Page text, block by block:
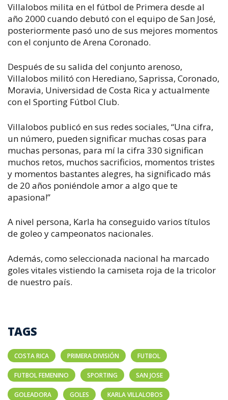
Villalobos milita en el fútbol de Primera desde al
año 2000 cuando debutó con el equipo de San José,
posteriormente pasó uno de sus mejores momentos
con el conjunto de Arena Coronado.
Después de su salida del conjunto arenoso,
Villalobos militó con Herediano, Saprissa, Coronado,
Moravia, Universidad de Costa Rica y actualmente
con el Sporting Fútbol Club.
Villalobos publicó en sus redes sociales, “Una cifra,
un número, pueden significar muchas cosas para
muchas personas, para mí la cifra 330 significan
muchos retos, muchos sacrificios, momentos tristes
y momentos bastantes alegres, ha significado más
de 20 años poniéndole amor a algo que te
apasiona!”
A nivel persona, Karla ha conseguido varios títulos
de goleo y campeonatos nacionales.
Además, como seleccionada nacional ha marcado
goles vitales vistiendo la camiseta roja de la tricolor
de nuestro país.
TAGS
COSTA RICA PRIMERA DIVISIÓN FUTBOL
FUTBOL FEMENINO SPORTING SAN JOSE
GOLEADORA GOLES KARLA VILLALOBOS